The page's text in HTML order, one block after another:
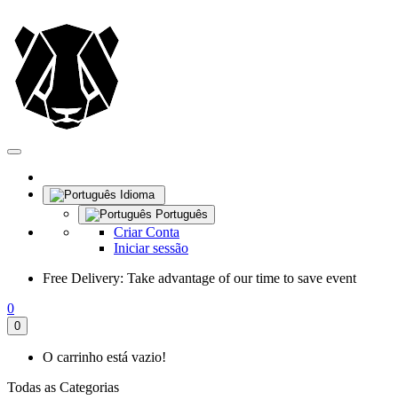
Idioma
Português
Criar Conta
Iniciar sessão
Free Delivery: Take advantage of our time to save event
0
0
O carrinho está vazio!
Todas as Categorias